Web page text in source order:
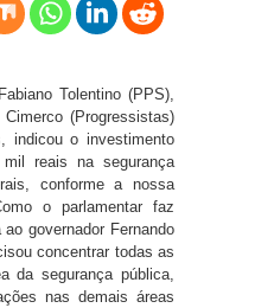
Tolentino (PPS),
(Progressistas)
indicou o investimento
reais na segurança
conforme a nossa
o parlamentar faz
governador Fernando
concentrar todas as
da segurança pública,
nas demais áreas